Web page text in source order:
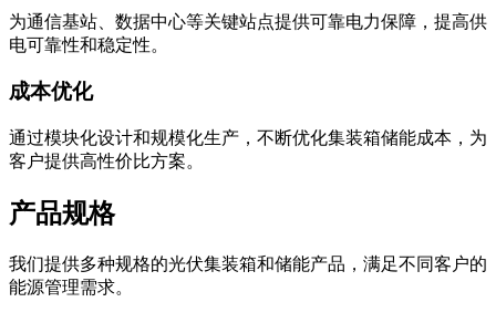
为通信基站、数据中心等关键站点提供可靠电力保障，提高供
电可靠性和稳定性。
成本优化
通过模块化设计和规模化生产，不断优化集装箱储能成本，为
客户提供高性价比方案。
产品规格
我们提供多种规格的光伏集装箱和储能产品，满足不同客户的
能源管理需求。